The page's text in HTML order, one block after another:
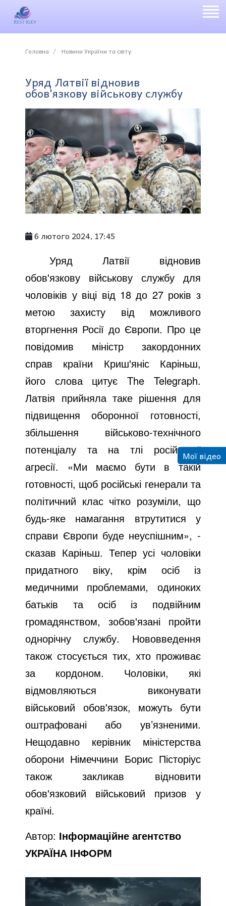
Головна Новини України та світу
Уряд Латвії відновив
обов'язкову військову службу
6 лютого 2024, 17:45
Уряд Латвії відновив
обов'язкову військову службу для
чоловіків у віці від 18 до 27 років з
метою захисту від можливого
вторгнення Росії до Європи. Про це
повідомив міністр закордонних
справ країни Криш'яніс Каріньш,
його слова цитує The Telegraph.
Латвія прийняла таке рішення для
підвищення оборонної готовності,
збільшення військово-технічного
потенціалу та на тлі російської
агресії. «Ми маємо бути в такій
готовності, щоб російські генерали та
політичний клас чітко розуміли, що
будь-яке намагання втрутитися у
справи Європи буде неуспішним», -
сказав Каріньш. Тепер усі чоловіки
придатного віку, крім осіб із
медичними проблемами, одиноких
батьків та осіб із подвійним
громадянством, зобов'язані пройти
однорічну службу. Нововведення
також стосується тих, хто проживає
за кордоном. Чоловіки, які
відмовляються виконувати
військовий обов'язок, можуть бути
оштрафовані або ув’язненими.
Нещодавно керівник міністерства
оборони Німеччини Борис Пісторіус
також закликав відновити
обов'язковий військовий призов у
країні.
Автор: Інформаційне агентство
УКРАЇНА ІНФОРМ
Мої відео